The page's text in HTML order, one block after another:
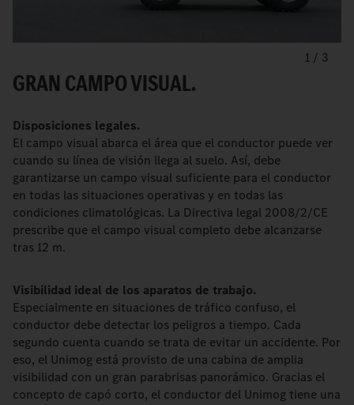
1 / 3
GRAN CAMPO VISUAL.
Disposiciones legales.
El campo visual abarca el área que el conductor puede ver
cuando su línea de visión llega al suelo. Así, debe
garantizarse un campo visual suficiente para el conductor
en todas las situaciones operativas y en todas las
condiciones climatológicas. La Directiva legal 2008/2/CE
prescribe que el campo visual completo debe alcanzarse
tras 12 m.
Visibilidad ideal de los aparatos de trabajo.
Especialmente en situaciones de tráfico confuso, el
conductor debe detectar los peligros a tiempo. Cada
segundo cuenta cuando se trata de evitar un accidente. Por
eso, el Unimog está provisto de una cabina de amplia
visibilidad con un gran parabrisas panorámico. Gracias el
concepto de capó corto, el conductor del Unimog tiene una